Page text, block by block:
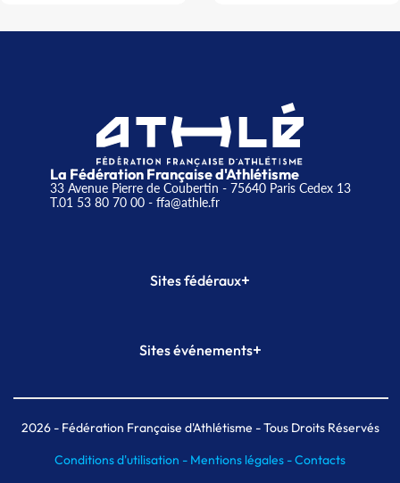
La Fédération Française d'Athlétisme
33 Avenue Pierre de Coubertin - 75640 Paris Cedex 13
T.01 53 80 70 00- ffa@athle.fr
Sites fédéraux+
Plateforme Formation
Sites événements+
Meeting de Paris indoor
MAIF Ekiden de Paris
2026- Fédération Française d'Athlétisme - Tous Droits Réservés
Conditions d'utilisation - Mentions légales -Contacts